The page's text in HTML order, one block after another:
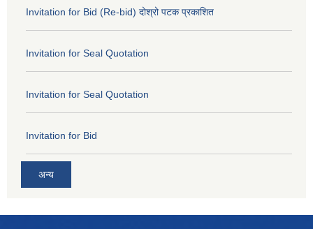
Invitation for Bid (Re-bid) दोश्रो पटक प्रकाशित
Invitation for Seal Quotation
Invitation for Seal Quotation
Invitation for Bid
अन्य